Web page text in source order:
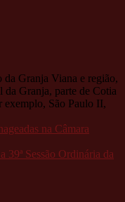
Granja Viana e região,
da Granja, parte de Cotia
exemplo, São Paulo II,
na Câmara
39ª Sessão Ordinária da